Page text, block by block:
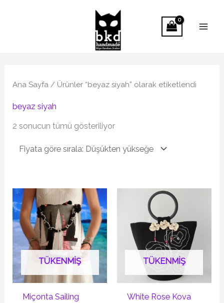
Ana Sayfa / Ürünler “beyaz siyah” olarak etiketlendi
beyaz siyah
2 sonucun tümü gösteriliyor
sıralandı:
TÜKENMIŞ
Miçonta Sailing
TÜKENMIŞ
White Rose Kova